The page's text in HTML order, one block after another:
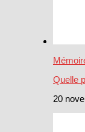
Quelle
20